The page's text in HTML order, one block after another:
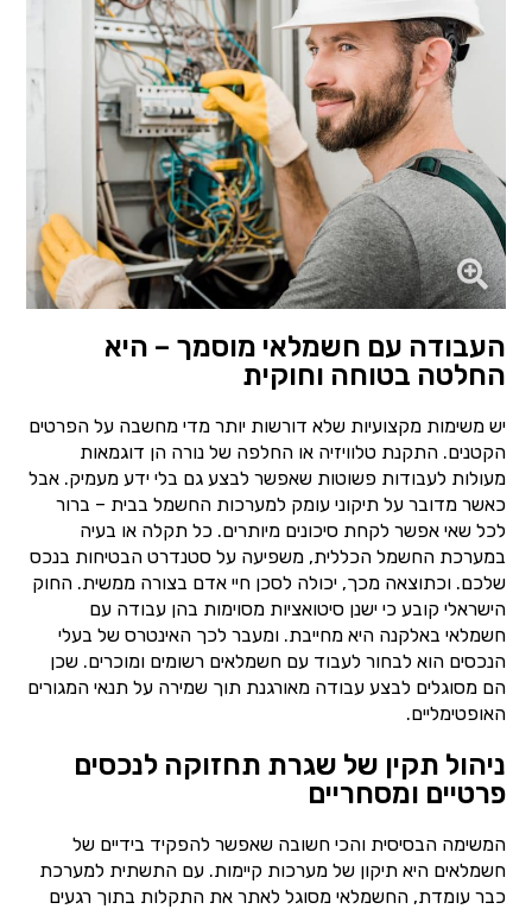
העבודה עם חשמלאי מוסמך – היא
החלטה בטוחה וחוקית
יש משימות מקצועיות שלא דורשות יותר מדי מחשבה על הפרטים
הקטנים. התקנת טלוויזיה או החלפה של נורה הן דוגמאות
מעולות לעבודות פשוטות שאפשר לבצע גם בלי ידע מעמיק. אבל
כאשר מדובר על תיקוני עומק למערכות החשמל בבית – ברור
לכל שאי אפשר לקחת סיכונים מיותרים. כל תקלה או בעיה
במערכת החשמל הכללית, משפיעה על סטנדרט הבטיחות בנכס
שלכם. וכתוצאה מכך, יכולה לסכן חיי אדם בצורה ממשית. החוק
הישראלי קובע כי ישנן סיטואציות מסוימות בהן עבודה עם
חשמלאי באלקנה היא מחייבת. ומעבר לכך האינטרס של בעלי
הנכסים הוא לבחור לעבוד עם חשמלאים רשומים ומוכרים. שכן
הם מסוגלים לבצע עבודה מאורגנת תוך שמירה על תנאי המגורים
האופטימליים.
ניהול תקין של שגרת תחזוקה לנכסים
פרטיים ומסחריים
המשימה הבסיסית והכי חשובה שאפשר להפקיד בידיים של
חשמלאים היא תיקון של מערכות קיימות. עם התשתית למערכת
כבר עומדת, החשמלאי מסוגל לאתר את התקלות בתוך רגעים